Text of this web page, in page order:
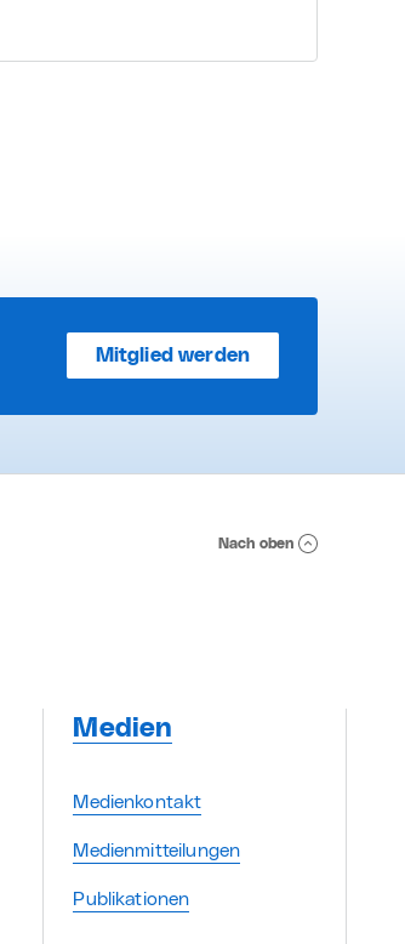
Mitglied werden
Nach oben
Medien
Medienkontakt
Medienmitteilungen
Publikationen